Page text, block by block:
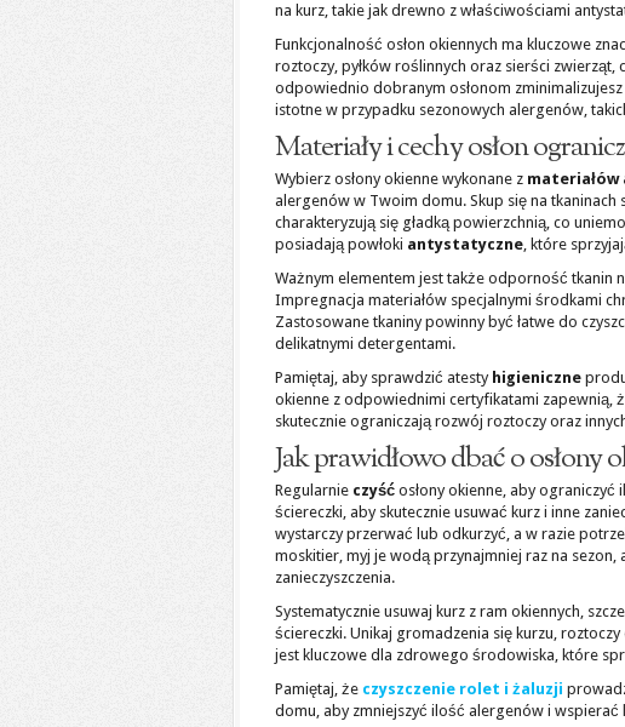
na kurz, takie jak drewno z właściwościami
Funkcjonalność osłon okiennych ma kluczowe
roztoczy, pyłków roślinnych oraz sierści zwierząt,
odpowiednio dobranym osłonom
istotne w przypadku sezonowych alergenów,
Materiały i cechy osłon
Wybierz osłony okienne wykonane z materiałów
alergenów w Twoim domu. Skup się na tkaninach
charakteryzują się gładką powierzchnią, co
posiadają powłoki antystatyczne, które
Ważnym elementem jest także odporność
Impregnacja materiałów specjalnymi środkami
Zastosowane tkaniny powinny być łatwe do
delikatnymi detergentami.
Pamiętaj, aby sprawdzić atesty higieniczne
okienne z odpowiednimi certyfikatami zapewnią,
skutecznie ograniczają rozwój roztoczy oraz
Jak prawidłowo dbać o osłony
Regularnie czyść osłony okienne, aby
ściereczki, aby skutecznie usuwać kurz i inne
wystarczy przerwać lub odkurzyć, a w razie
moskitier, myj je wodą przynajmniej raz na sezon,
zanieczyszczenia.
Systematycznie usuwaj kurz z ram okiennych,
ściereczki. Unikaj gromadzenia się kurzu,
jest kluczowe dla zdrowego środowiska, które
Pamiętaj, że czyszczenie rolet i żaluzji
domu, aby zmniejszyć ilość alergenów i